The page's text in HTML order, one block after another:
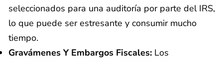
seleccionados para una auditoría por parte del IRS,
lo que puede ser estresante y consumir mucho
tiempo.
Gravámenes Y Embargos Fiscales: Los